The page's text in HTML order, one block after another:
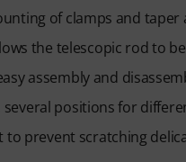
of clamps and
the telescopic rod to
assembly and
positions for
prevent scratching